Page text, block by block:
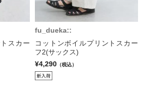
スカー
fu_dueka::
コットンボイルプリントスカー
フ2(サックス)
¥4,290 （税込）